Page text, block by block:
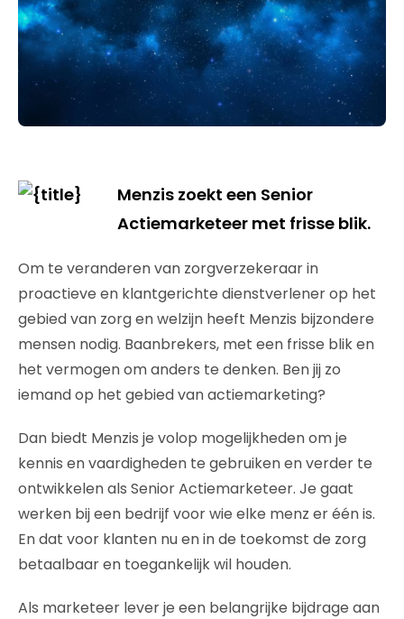
Menzis zoekt een Senior
Actiemarketeer met frisse blik.
Om te veranderen van zorgverzekeraar in
proactieve en klantgerichte dienstverlener op het
gebied van zorg en welzijn heeft Menzis bijzondere
mensen nodig. Baanbrekers, met een frisse blik en
het vermogen om anders te denken. Ben jij zo
iemand op het gebied van actiemarketing?
Dan biedt Menzis je volop mogelijkheden om je
kennis en vaardigheden te gebruiken en verder te
ontwikkelen als Senior Actiemarketeer. Je gaat
werken bij een bedrijf voor wie elke menz er één is.
En dat voor klanten nu en in de toekomst de zorg
betaalbaar en toegankelijk wil houden.
Als marketeer lever je een belangrijke bijdrage aan